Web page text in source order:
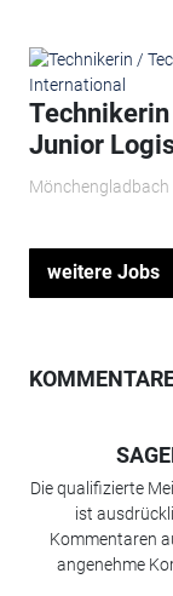
Junior
Mönchengladbach
weitere Jobs
Die qualifizierte
ist
Kommentaren
angenehme